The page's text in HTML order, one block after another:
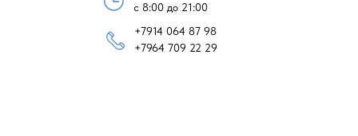
с 8:00 до 21:00
+7914 064 87 98
+7964 709 22 29